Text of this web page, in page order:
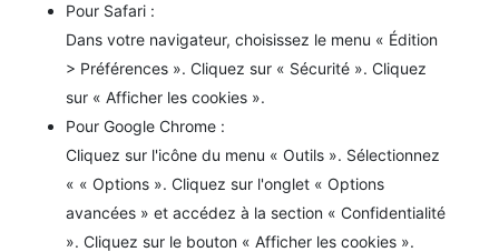
Pour Safari :
Dans votre navigateur, choisissez le menu « Édition
> Préférences ». Cliquez sur « Sécurité ». Cliquez
sur « Afficher les cookies ».
Pour Google Chrome :
Cliquez sur l'icône du menu « Outils ». Sélectionnez
« « Options ». Cliquez sur l'onglet « Options
avancées » et accédez à la section « Confidentialité
». Cliquez sur le bouton « Afficher les cookies ».